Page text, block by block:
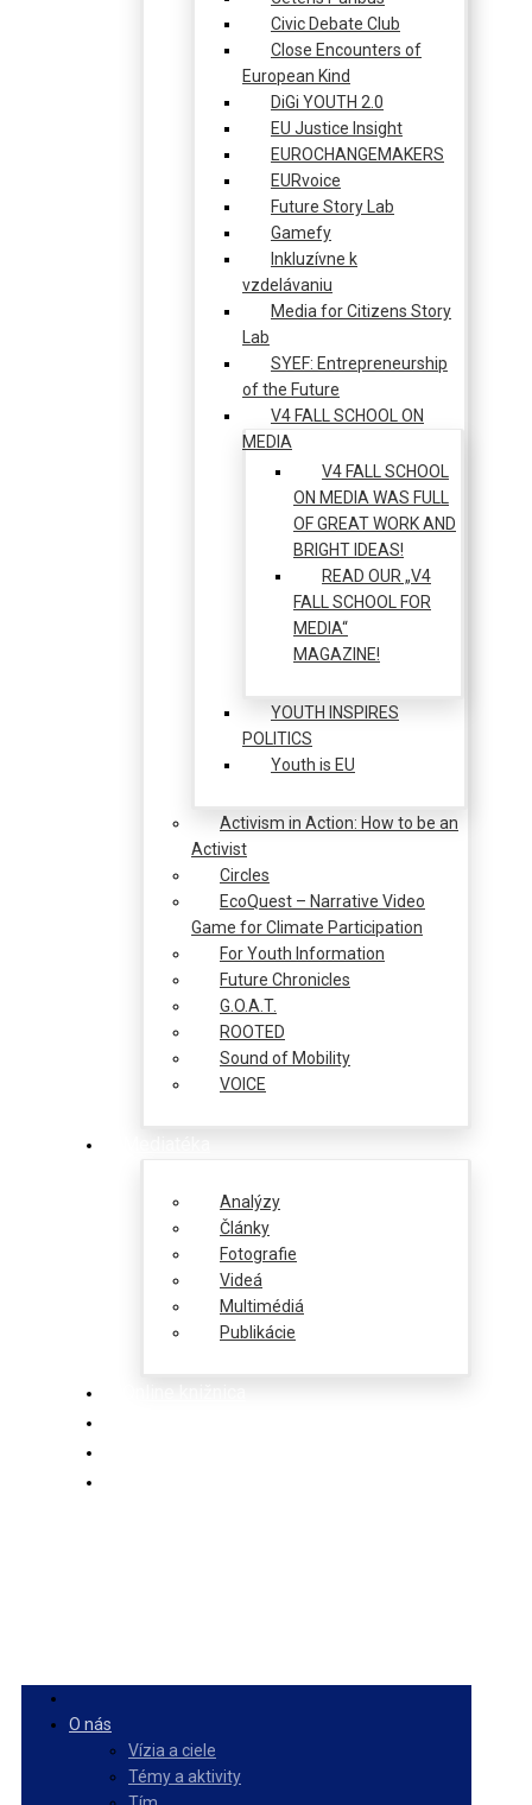
Civic Debate Club
Close Encounters of
European Kind
DiGi YOUTH 2.0
EU Justice Insight
EUROCHANGEMAKERS
EURvoice
Future Story Lab
Gamefy
Inkluzívne k
vzdelávaniu
Media for Citizens Story
Lab
SYEF: Entrepreneurship
of the Future
V4 FALL SCHOOL ON
MEDIA
V4 FALL SCHOOL
ON MEDIA WAS FULL
OF GREAT WORK AND
BRIGHT IDEAS!
READ OUR „V4
FALL SCHOOL FOR
MEDIA“
MAGAZINE!
YOUTH INSPIRES
POLITICS
Youth is EU
Activism in Action: How to be an
Activist
Circles
EcoQuest – Narrative Video
Game for Climate Participation
For Youth Information
Future Chronicles
G.O.A.T.
ROOTED
Sound of Mobility
VOICE
Analýzy
Články
Fotografie
Videá
Multimédiá
Publikácie
O nás
Vízia a ciele
Témy a aktivity